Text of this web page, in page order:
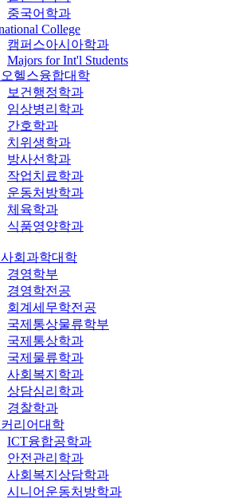
중국어학과
College
캠퍼스아시아학과
Majors for Int'l Students
헬스융합대학
보건행정학과
임상병리학과
간호학과
치위생학과
방사선학과
작업치료학과
운동처방학과
체육학과
식품영양학과
회과학대학
경영학부
경영학전공
회계세무학전공
국제통상물류학부
국제통상학과
국제물류학과
사회복지학과
상담심리학과
경찰학과
리어대학
ICT융합공학과
안전관리학과
사회복지상담학과
시니어운동처방학과